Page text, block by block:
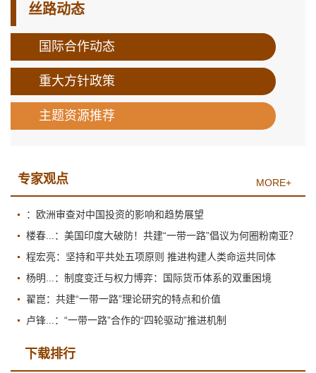
丝路动态
国际合作动态
重大方针政策
主题资源推荐
专家观点 MORE+
：欧洲审查对中国投资的影响和趋势展望
楼春...：美国印度大破防！共建“一带一路”倡议为何圈粉南亚？
程宏亮：坚持和平共处五项原则 推进构建人类命运共同体
杨明...：制度变迁与权力博弈：国际货币体系的双重困境
翟崑：共建“一带一路”理论研究的特点和价值
卢锋...：“一带一路”合作的“四轮驱动”推进机制
下载排行